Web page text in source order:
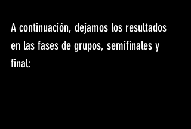
A continuación, dejamos los resultados
en las fases de grupos, semifinales y
final: